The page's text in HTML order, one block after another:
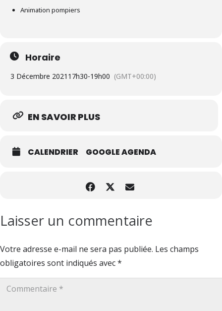
Animation pompiers
Horaire
3 Décembre 2021 17h30-19h00 (GMT+00:00)
EN SAVOIR PLUS
CALENDRIER GOOGLE AGENDA
Laisser un commentaire
Votre adresse e-mail ne sera pas publiée. Les champs
obligatoires sont indiqués avec*